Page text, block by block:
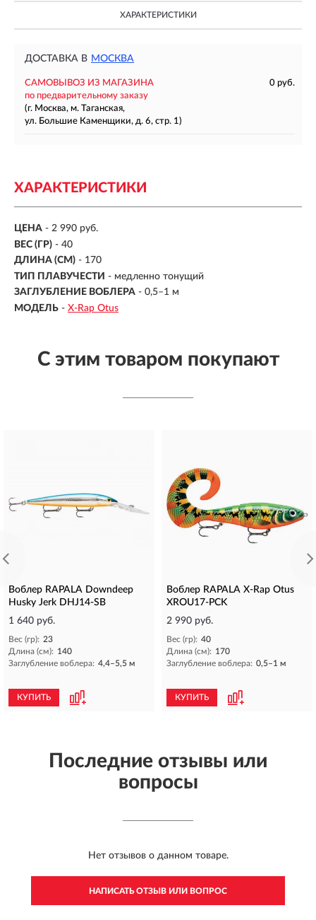
ХАРАКТЕРИСТИКИ
ДОСТАВКА В МОСКВА
САМОВЫВОЗ ИЗ МАГАЗИНА
0 руб.
по предварительному заказу
(г. Москва, м. Таганская,
ул. Большие Каменщики, д. 6, стр. 1)
ХАРАКТЕРИСТИКИ
ЦЕНА - 2 990 руб.
ВЕС (ГР) - 40
ДЛИНА (СМ) - 170
ТИП ПЛАВУЧЕСТИ - медленно тонущий
ЗАГЛУБЛЕНИЕ ВОБЛЕРА - 0,5–1 м
МОДЕЛЬ - X-Rap Otus
С этим товаром покупают
Воблер RAPALA Downdeep
Husky Jerk DHJ14-SB
1 640 руб.
Вес (гр): 23
Длина (см): 140
Заглубление воблера: 4,4–5,5 м
КУПИТЬ
Воблер RAPALA X-Rap Otus
XROU17-PCK
2 990 руб.
Вес (гр): 40
Длина (см): 170
Заглубление воблера: 0,5–1 м
КУПИТЬ
Последние отзывы или
вопросы
Нет отзывов о данном товаре.
НАПИСАТЬ ОТЗЫВ ИЛИ ВОПРОС